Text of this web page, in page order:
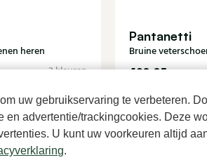
uw gebruikservaring te verbeteren.
en advertentie/trackingcookies. Deze
U kunt uw voorkeuren altijd
.
heren
2 kleuren
Pantanetti
Bruine
409,95